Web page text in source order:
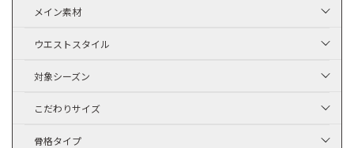
メイン素材
ウエストスタイル
対象シーズン
こだわりサイズ
骨格タイプ